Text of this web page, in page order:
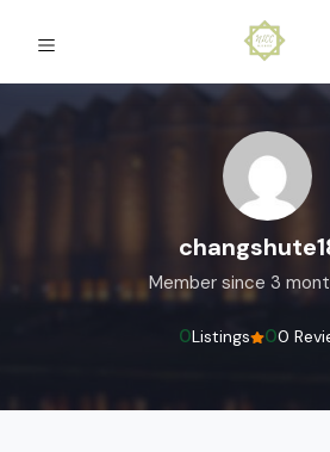
Member since 3
00
0Listings